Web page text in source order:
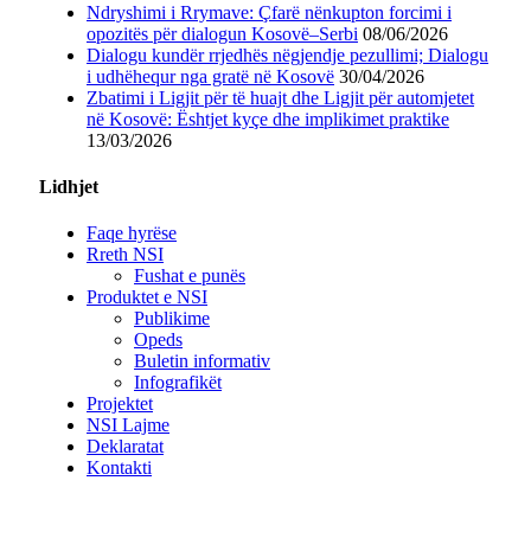
Ndryshimi i Rrymave: Çfarë nënkupton forcimi i
opozitës për dialogun Kosovë–Serbi 08/06/2026
Dialogu kundër rrjedhës nëgjendje pezullimi; Dialogu
i udhëhequr nga gratë në Kosovë 30/04/2026
Zbatimi i Ligjit për të huajt dhe Ligjit për automjetet
në Kosovë: Ështjet kyçe dhe implikimet praktike
13/03/2026
Lidhjet
Faqe hyrëse
Rreth NSI
Fushat e punës
Produktet e NSI
Publikime
Opeds
Buletin informativ
Infografikët
Projektet
NSI Lajme
Deklaratat
Kontakti